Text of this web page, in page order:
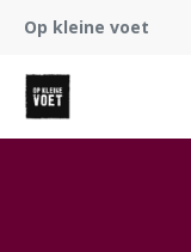
Op kleine voet